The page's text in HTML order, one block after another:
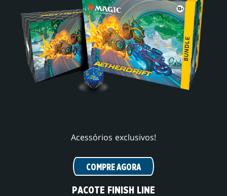
Acessórios exclusivos!
COMPRE AGORA
PACOTE FINISH LINE